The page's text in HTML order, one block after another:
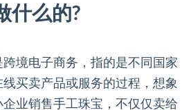
什么的?
境电子商务，指的是不同国家
买卖产品或服务的过程，想象
业销售手工珠宝，不仅仅卖给